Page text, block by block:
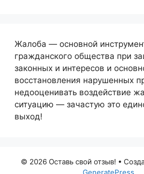
Жалоба — основной
гражданского общества при
законных и интересов и
восстановления нарушенных
недооценивать воздействие
ситуацию — зачастую это
выход!
© 2026 Оставь свой отзыв! •